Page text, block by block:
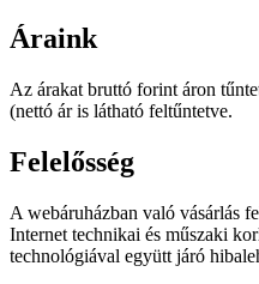
Áraink
Az árakat bruttó forint áron
(nettó ár is látható feltűntetve.
Felelősség
A webáruházban való vásárlás
Internet technikai és műszaki
technológiával együtt járó